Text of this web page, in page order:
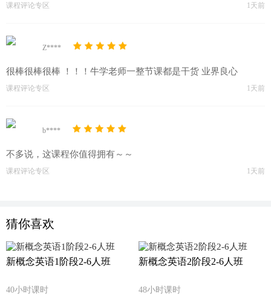
课程评论专区 1天前
Z****
很棒很棒很棒 ！！！牛学老师一整节课都是干货 业界良心
课程评论专区 1天前
b****
不多说，这课程你值得拥有～～
课程评论专区 1天前
猜你喜欢
新概念英语1阶段2-6人班
40小时课时
新概念英语2阶段2-6人班
48小时课时